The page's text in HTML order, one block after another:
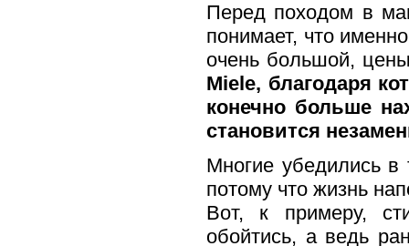
Перед походом в
понимает, что
очень большой,
Miele, благодаря
конечно больше
становится
Многие убедились в
потому что жизнь
Вот, к примеру,
обойтись, а ведь